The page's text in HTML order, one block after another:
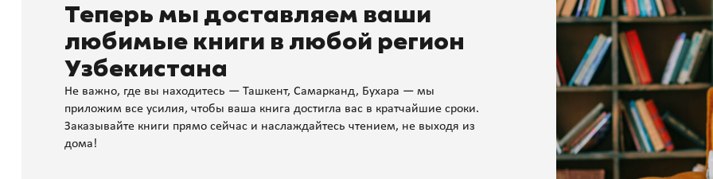
Теперь мы доставляем ваши
любимые книги в любой регион
Узбекистана
Не важно, где вы находитесь — Ташкент, Самарканд, Бухара — мы
приложим все усилия, чтобы ваша книга достигла вас в кратчайшие сроки.
Заказывайте книги прямо сейчас и наслаждайтесь чтением, не выходя из
дома!